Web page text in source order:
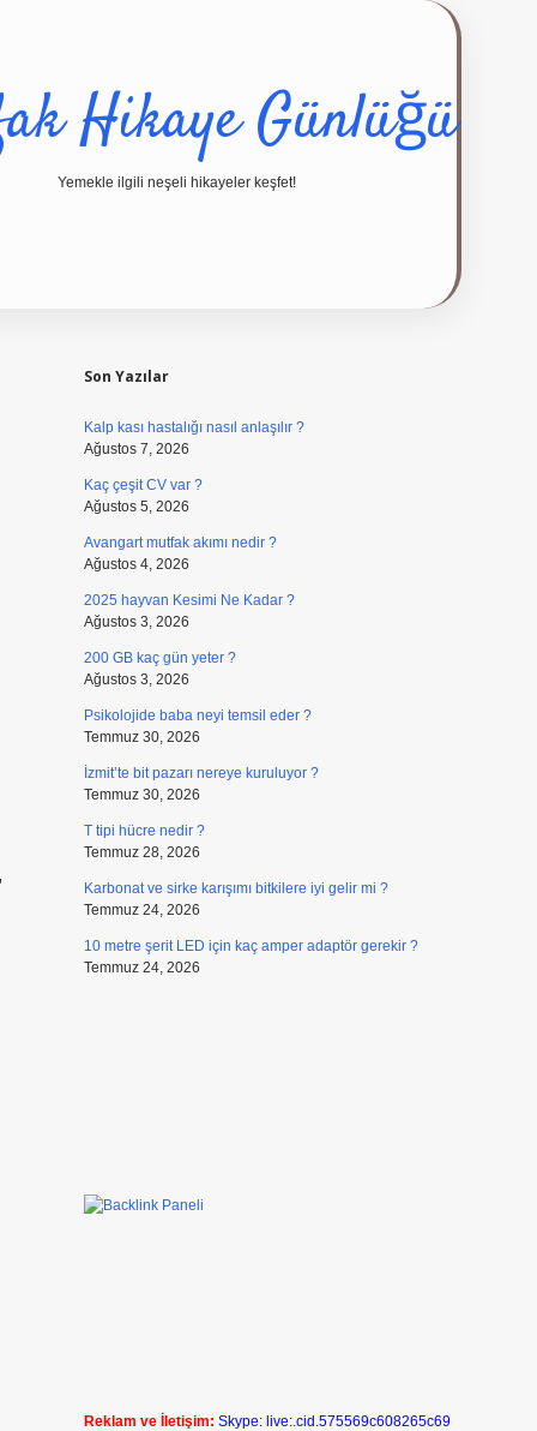
Hikaye Günlüğü
Yemekle ilgili neşeli hikayeler keşfet!
Son Yazılar
Kalp kası hastalığı nasıl anlaşılır ?
Ağustos 7, 2026
Kaç çeşit CV var ?
Ağustos 5, 2026
Avangart mutfak akımı nedir ?
Ağustos 4, 2026
2025 hayvan Kesimi Ne Kadar ?
Ağustos 3, 2026
200 GB kaç gün yeter ?
Ağustos 3, 2026
Psikolojide baba neyi temsil eder ?
Temmuz 30, 2026
İzmit’te bit pazarı nereye kuruluyor ?
Temmuz 30, 2026
T tipi hücre nedir ?
Temmuz 28, 2026
Karbonat ve sirke karışımı bitkilere iyi gelir mi ?
Temmuz 24, 2026
10 metre şerit LED için kaç amper adaptör gerekir ?
Temmuz 24, 2026
Reklam ve İletişim: Skype: live:.cid.575569c608265c69